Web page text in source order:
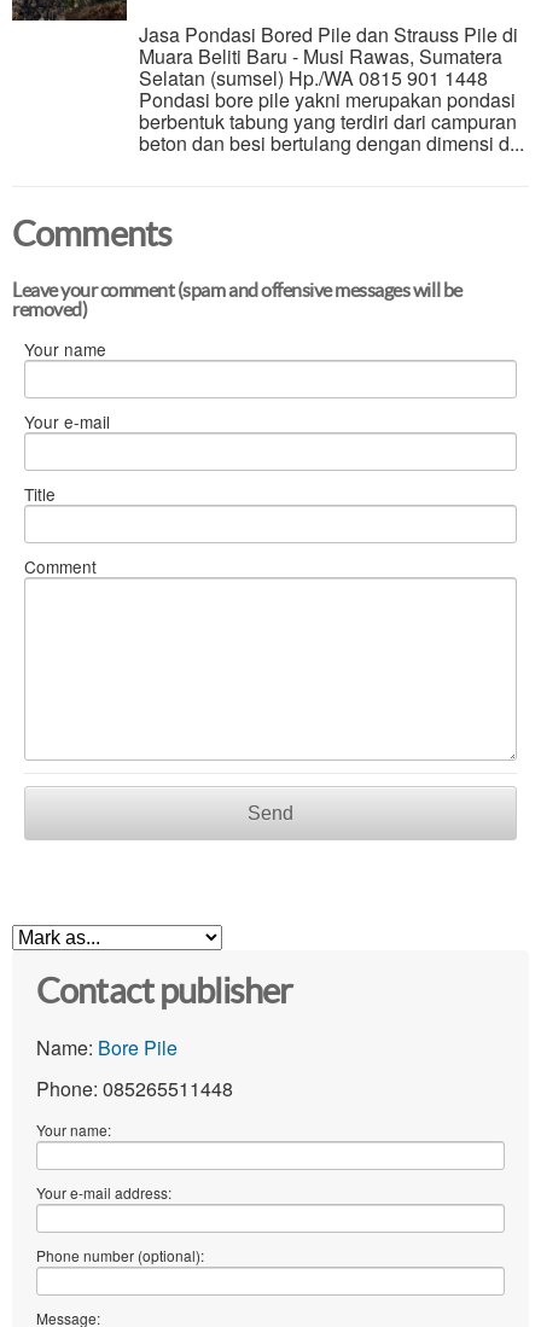
Jasa Pondasi Bored Pile dan Strauss Pile di
Muara Beliti Baru - Musi Rawas, Sumatera
Selatan (sumsel) Hp./WA 0815 901 1448
Pondasi bore pile yakni merupakan pondasi
berbentuk tabung yang terdiri dari campuran
beton dan besi bertulang dengan dimensi d...
Comments
Leave your comment (spam and offensive messages will be
removed)
Your name
Your e-mail
Title
Comment
Send
Contact publisher
Name: Bore Pile
Phone: 085265511448
Your name:
Your e-mail address:
Phone number (optional):
Message: